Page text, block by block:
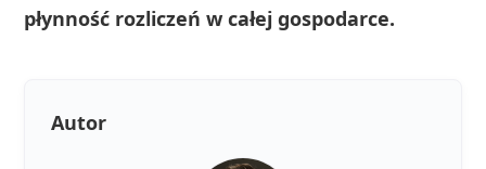
płynność rozliczeń w całej gospodarce.
Autor